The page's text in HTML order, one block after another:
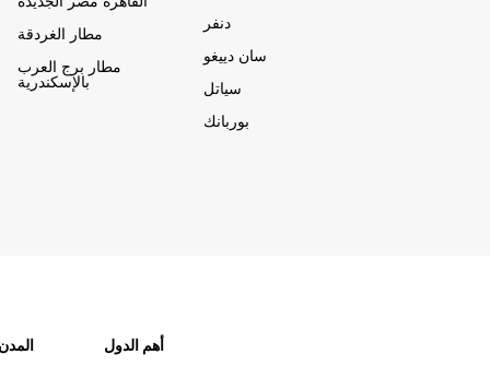
مطار الغردقة
مطار برج العرب
بالإسكندرية
دنفر
سان دييغو
سياتل
بوربانك
أهم الدول